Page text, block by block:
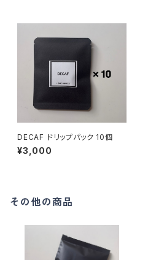
DECAF ドリップパック 10個
¥3,000
その他の商品